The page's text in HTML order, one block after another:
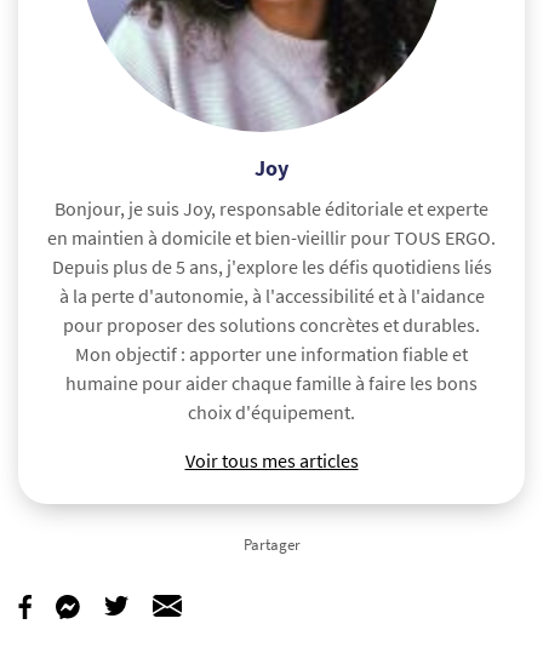
Joy
Bonjour, je suis Joy, responsable éditoriale et experte
en maintien à domicile et bien-vieillir pour TOUS ERGO.
Depuis plus de 5 ans, j'explore les défis quotidiens liés
à la perte d'autonomie, à l'accessibilité et à l'aidance
pour proposer des solutions concrètes et durables.
Mon objectif : apporter une information fiable et
humaine pour aider chaque famille à faire les bons
choix d'équipement.
Voir tous mes articles
Partager